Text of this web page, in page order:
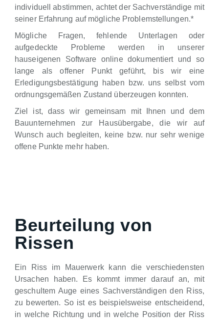
individuell abstimmen, achtet der Sachverständige mit
seiner Erfahrung auf mögliche Problemstellungen.*
Mögliche Fragen, fehlende Unterlagen oder
aufgedeckte Probleme werden in unserer
hauseigenen Software online dokumentiert und so
lange als offener Punkt geführt, bis wir eine
Erledigungsbestätigung haben bzw. uns selbst vom
ordnungsgemäßen Zustand überzeugen konnten.
Ziel ist, dass wir gemeinsam mit Ihnen und dem
Bauunternehmen zur Hausübergabe, die wir auf
Wunsch auch begleiten, keine bzw. nur sehr wenige
offene Punkte mehr haben.
Beurteilung von
Rissen
Ein Riss im Mauerwerk kann die verschiedensten
Ursachen haben. Es kommt immer darauf an, mit
geschultem Auge eines Sachverständigen den Riss,
zu bewerten. So ist es beispielsweise entscheidend,
in welche Richtung und in welche Position der Riss